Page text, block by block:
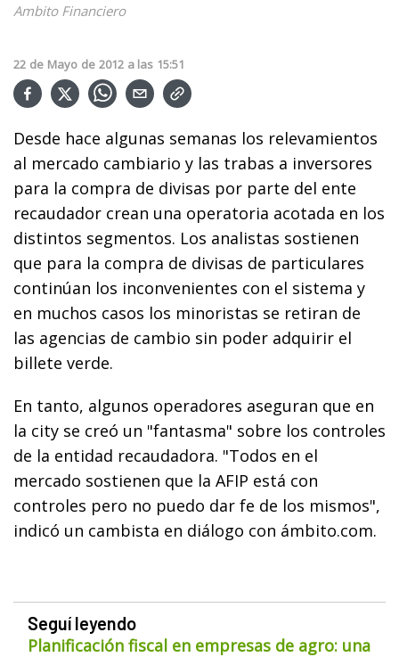
Ambito Financiero
22 de Mayo de 2012 a las 15:51
Desde hace algunas semanas los relevamientos
al mercado cambiario y las trabas a inversores
para la compra de divisas por parte del ente
recaudador crean una operatoria acotada en los
distintos segmentos. Los analistas sostienen
que para la compra de divisas de particulares
continúan los inconvenientes con el sistema y
en muchos casos los minoristas se retiran de
las agencias de cambio sin poder adquirir el
billete verde.
En tanto, algunos operadores aseguran que en
la city se creó un "fantasma" sobre los controles
de la entidad recaudadora. "Todos en el
mercado sostienen que la AFIP está con
controles pero no puedo dar fe de los mismos",
indicó un cambista en diálogo con ámbito.com.
Seguí leyendo
Planificación fiscal en empresas de agro: una